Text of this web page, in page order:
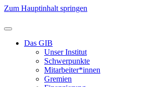
Zum Hauptinhalt springen
Das GIB
Unser Institut
Schwerpunkte
Mitarbeiter*innen
Gremien